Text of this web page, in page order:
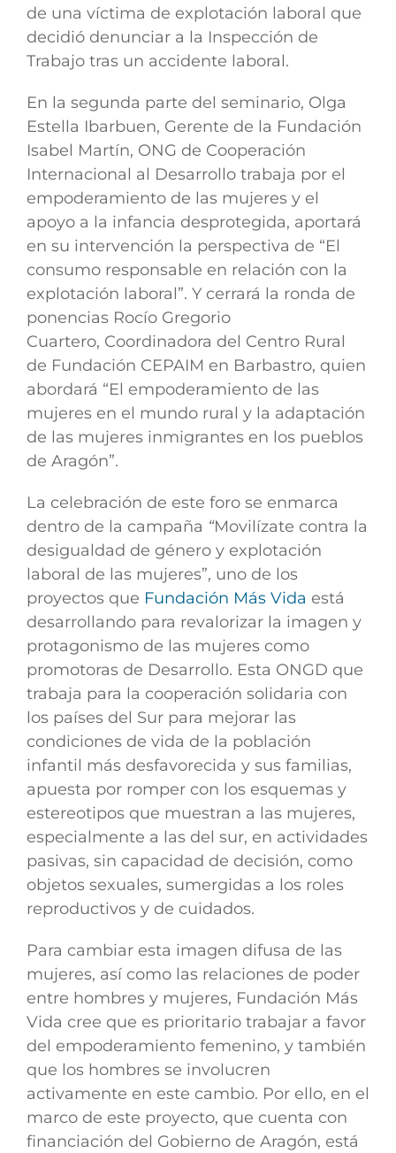
de una víctima de explotación laboral que
decidió denunciar a la Inspección de
Trabajo tras un accidente laboral.
En la segunda parte del seminario, Olga
Estella Ibarbuen, Gerente de la Fundación
Isabel Martín, ONG de Cooperación
Internacional al Desarrollo trabaja por el
empoderamiento de las mujeres y el
apoyo a la infancia desprotegida, aportará
en su intervención la perspectiva de “El
consumo responsable en relación con la
explotación laboral”. Y cerrará la ronda de
ponencias Rocío Gregorio
Cuartero, Coordinadora del Centro Rural
de Fundación CEPAIM en Barbastro, quien
abordará “El empoderamiento de las
mujeres en el mundo rural y la adaptación
de las mujeres inmigrantes en los pueblos
de Aragón”.
La celebración de este foro se enmarca
dentro de la campaña “Movilízate contra la
desigualdad de género y explotación
laboral de las mujeres”, uno de los
proyectos que Fundación Más Vida está
desarrollando para revalorizar la imagen y
protagonismo de las mujeres como
promotoras de Desarrollo. Esta ONGD que
trabaja para la cooperación solidaria con
los países del Sur para mejorar las
condiciones de vida de la población
infantil más desfavorecida y sus familias,
apuesta por romper con los esquemas y
estereotipos que muestran a las mujeres,
especialmente a las del sur, en actividades
pasivas, sin capacidad de decisión, como
objetos sexuales, sumergidas a los roles
reproductivos y de cuidados.
Para cambiar esta imagen difusa de las
mujeres, así como las relaciones de poder
entre hombres y mujeres, Fundación Más
Vida cree que es prioritario trabajar a favor
del empoderamiento femenino, y también
que los hombres se involucren
activamente en este cambio. Por ello, en el
marco de este proyecto, que cuenta con
financiación del Gobierno de Aragón, está